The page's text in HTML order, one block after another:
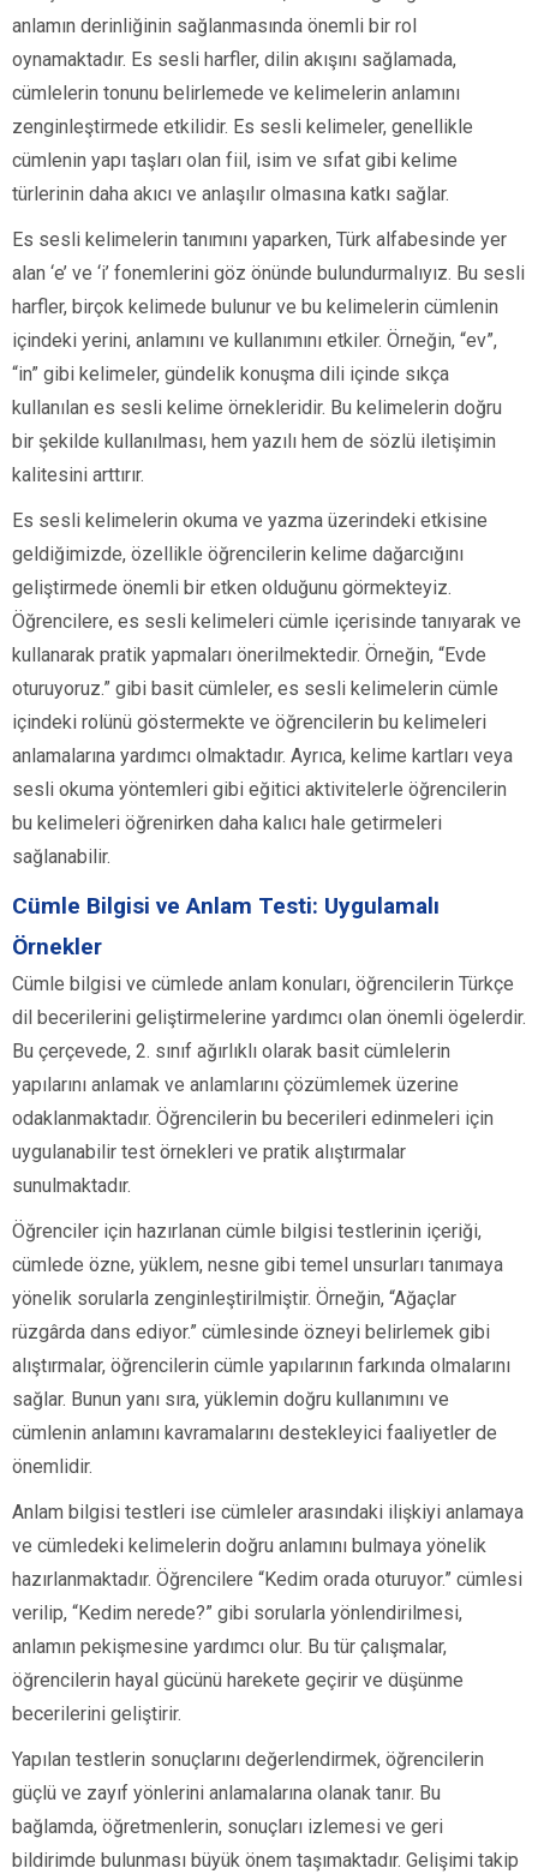
anlamın derinliğinin sağlanmasında önemli bir rol
oynamaktadır. Es sesli harfler, dilin akışını sağlamada,
cümlelerin tonunu belirlemede ve kelimelerin anlamını
zenginleştirmede etkilidir. Es sesli kelimeler, genellikle
cümlenin yapı taşları olan fiil, isim ve sıfat gibi kelime
türlerinin daha akıcı ve anlaşılır olmasına katkı sağlar.
Es sesli kelimelerin tanımını yaparken, Türk alfabesinde yer
alan ‘e’ ve ‘i’ fonemlerini göz önünde bulundurmalıyız. Bu sesli
harfler, birçok kelimede bulunur ve bu kelimelerin cümlenin
içindeki yerini, anlamını ve kullanımını etkiler. Örneğin, “ev”,
“in” gibi kelimeler, gündelik konuşma dili içinde sıkça
kullanılan es sesli kelime örnekleridir. Bu kelimelerin doğru
bir şekilde kullanılması, hem yazılı hem de sözlü iletişimin
kalitesini arttırır.
Es sesli kelimelerin okuma ve yazma üzerindeki etkisine
geldiğimizde, özellikle öğrencilerin kelime dağarcığını
geliştirmede önemli bir etken olduğunu görmekteyiz.
Öğrencilere, es sesli kelimeleri cümle içerisinde tanıyarak ve
kullanarak pratik yapmaları önerilmektedir. Örneğin, “Evde
oturuyoruz.” gibi basit cümleler, es sesli kelimelerin cümle
içindeki rolünü göstermekte ve öğrencilerin bu kelimeleri
anlamalarına yardımcı olmaktadır. Ayrıca, kelime kartları veya
sesli okuma yöntemleri gibi eğitici aktivitelerle öğrencilerin
bu kelimeleri öğrenirken daha kalıcı hale getirmeleri
sağlanabilir.
Cümle Bilgisi ve Anlam Testi: Uygulamalı
Örnekler
Cümle bilgisi ve cümlede anlam konuları, öğrencilerin Türkçe
dil becerilerini geliştirmelerine yardımcı olan önemli ögelerdir.
Bu çerçevede, 2. sınıf ağırlıklı olarak basit cümlelerin
yapılarını anlamak ve anlamlarını çözümlemek üzerine
odaklanmaktadır. Öğrencilerin bu becerileri edinmeleri için
uygulanabilir test örnekleri ve pratik alıştırmalar
sunulmaktadır.
Öğrenciler için hazırlanan cümle bilgisi testlerinin içeriği,
cümlede özne, yüklem, nesne gibi temel unsurları tanımaya
yönelik sorularla zenginleştirilmiştir. Örneğin, “Ağaçlar
rüzgârda dans ediyor.” cümlesinde özneyi belirlemek gibi
alıştırmalar, öğrencilerin cümle yapılarının farkında olmalarını
sağlar. Bunun yanı sıra, yüklemin doğru kullanımını ve
cümlenin anlamını kavramalarını destekleyici faaliyetler de
önemlidir.
Anlam bilgisi testleri ise cümleler arasındaki ilişkiyi anlamaya
ve cümledeki kelimelerin doğru anlamını bulmaya yönelik
hazırlanmaktadır. Öğrencilere “Kedim orada oturuyor.” cümlesi
verilip, “Kedim nerede?” gibi sorularla yönlendirilmesi,
anlamın pekişmesine yardımcı olur. Bu tür çalışmalar,
öğrencilerin hayal gücünü harekete geçirir ve düşünme
becerilerini geliştirir.
Yapılan testlerin sonuçlarını değerlendirmek, öğrencilerin
güçlü ve zayıf yönlerini anlamalarına olanak tanır. Bu
bağlamda, öğretmenlerin, sonuçları izlemesi ve geri
bildirimde bulunması büyük önem taşımaktadır. Gelişimi takip